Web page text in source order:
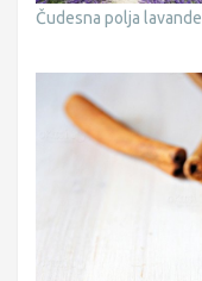
Čudesna polja lavande